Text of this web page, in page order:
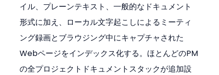
イル、プレーンテキスト、一般的なドキュメント
形式に加え、ローカル文字起こしによるミーティ
ング録画とブラウジング中にキャプチャされた
Webページをインデックス化する。ほとんどのPM
の全プロジェクトドキュメントスタックが追加設